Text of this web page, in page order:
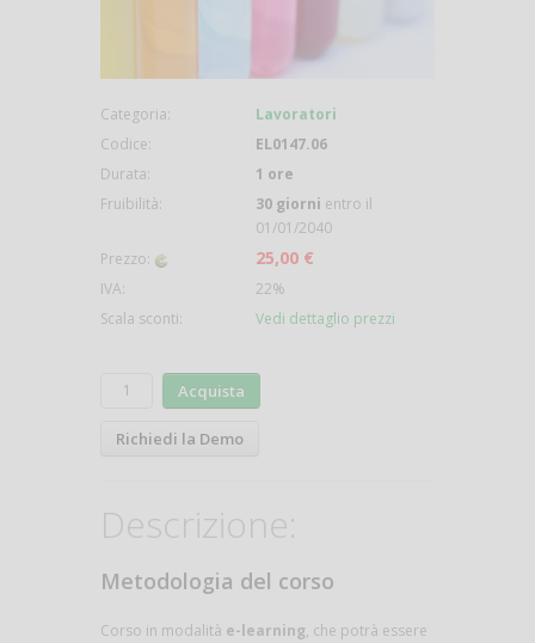
Categoria:
Lavoratori
Codice:
EL0147.06
Durata:
1 ore
Fruibilità:
30 giorni entro il
01/01/2040
Prezzo:
25,00 €
IVA:
22%
Scala sconti:
Vedi dettaglio prezzi
Acquista
Richiedi la Demo
Descrizione:
Metodologia del corso
Corso in modalità e-learning, che potrà essere